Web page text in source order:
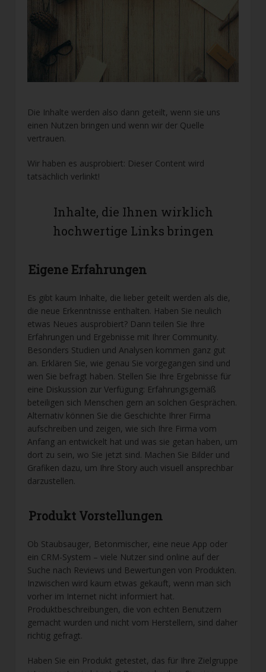
Die Inhalte werden also dann geteilt, wenn sie uns
einen Nutzen bringen und wenn wir der Quelle
vertrauen.
Wir haben es ausprobiert: Dieser Content wird
tatsächlich verlinkt!
Inhalte, die Ihnen wirklich
hochwertige Links bringen
Eigene Erfahrungen
Es gibt kaum Inhalte, die lieber geteilt werden als die,
die neue Erkenntnisse enthalten. Haben Sie neulich
etwas Neues ausprobiert? Dann teilen Sie Ihre
Erfahrungen und Ergebnisse mit Ihrer Community.
Besonders Studien und Analysen kommen ganz gut
an. Erklären Sie, wie genau Sie vorgegangen sind und
wen Sie befragt haben. Stellen Sie Ihre Ergebnisse für
eine Diskussion zur Verfügung: Erfahrungsgemäß
beteiligen sich Menschen gern an solchen Gesprächen.
Alternativ können Sie die Geschichte Ihrer Firma
aufschreiben und zeigen, wie sich Ihre Firma vom
Anfang an entwickelt hat und was sie getan haben, um
dort zu sein, wo Sie jetzt sind. Machen Sie Bilder und
Grafiken dazu, um Ihre Story auch visuell ansprechbar
darzustellen.
Produkt Vorstellungen
Ob Staubsauger, Betonmischer, eine neue App oder
ein CRM-System – viele Nutzer sind online auf der
Suche nach Reviews und Bewertungen von Produkten.
Inzwischen wird kaum etwas gekauft, wenn man sich
vorher im Internet nicht informiert hat.
Produktbeschreibungen, die von echten Benutzern
gemacht wurden und nicht vom Herstellern, sind daher
richtig gefragt.
Haben Sie ein Produkt getestet, das für Ihre Zielgruppe